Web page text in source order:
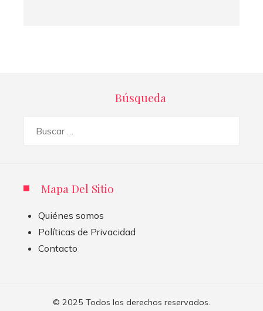
Búsqueda
Mapa Del Sitio
Quiénes somos
Políticas de Privacidad
Contacto
© 2025 Todos los derechos reservados.